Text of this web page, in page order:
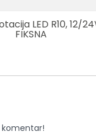
LED R10, 12/
FIKSNA
komentar!